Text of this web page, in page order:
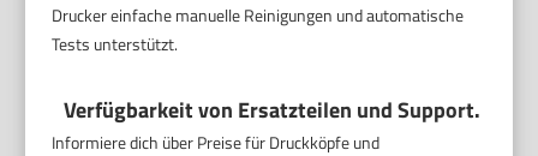
Drucker einfache manuelle Reinigungen und automatische
Tests unterstützt.
Verfügbarkeit von Ersatzteilen und Support.
Informiere dich über Preise für Druckköpfe und